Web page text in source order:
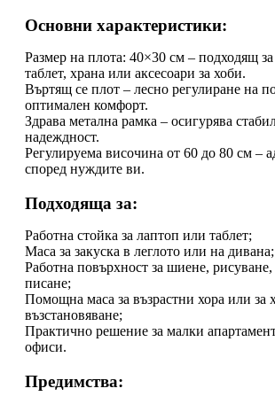
Основни характеристики:
Размер на плота: 40×30 см – подходящ
таблет, храна или аксесоари за хоби.
Въртящ се плот – лесно регулиране на
оптимален комфорт.
Здрава метална рамка – осигурява
надеждност.
Регулируема височина от 60 до 80 см –
според нуждите ви.
Подходяща за:
Работна стойка за лаптоп или таблет;
Маса за закуска в леглото или на дивана;
Работна повърхност за шиене,
писане;
Помощна маса за възрастни хора или за
възстановяване;
Практично решение за малки
офиси.
Предимства: